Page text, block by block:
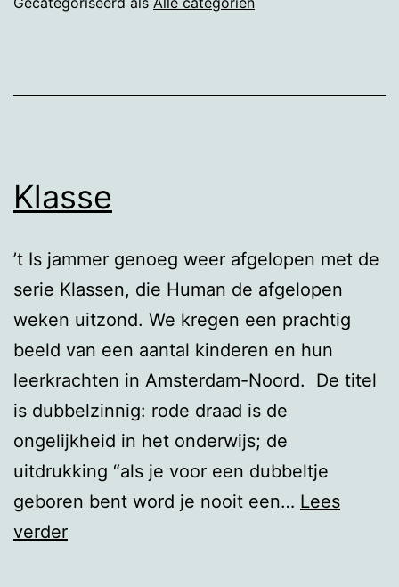
Klasse
’t Is jammer genoeg weer afgelopen met de
serie Klassen, die Human de afgelopen
weken uitzond. We kregen een prachtig
beeld van een aantal kinderen en hun
leerkrachten in Amsterdam-Noord. De titel
is dubbelzinnig: rode draad is de
ongelijkheid in het onderwijs; de
uitdrukking “als je voor een dubbeltje
geboren bent word je nooit een… Lees
verderKlasse